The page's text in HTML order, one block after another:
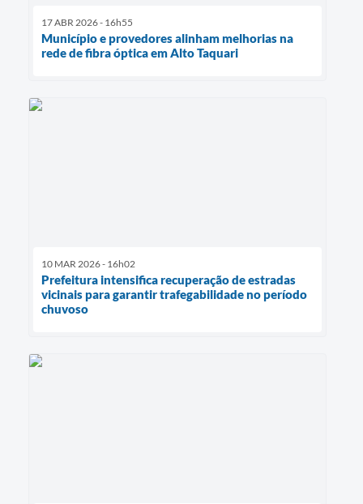
17 ABR 2026 - 16h55
Município e provedores alinham melhorias na
rede de fibra óptica em Alto Taquari
10 MAR 2026 - 16h02
Prefeitura intensifica recuperação de estradas
vicinais para garantir trafegabilidade no período
chuvoso